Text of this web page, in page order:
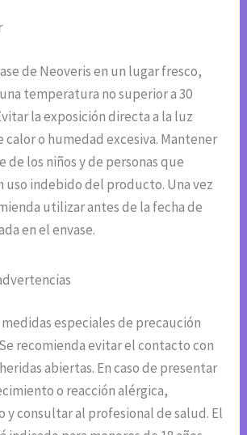
de Neoveris en un lugar fresco,
temperatura no superior a 30
la exposición directa a la luz
calor o humedad excesiva. Mantener
de los niños y de personas que
uso indebido del producto. Una vez
utilizar antes de la fecha de
en el envase.
especiales de precaución
recomienda evitar el contacto con
abiertas. En caso de presentar
o reacción alérgica,
y consultar al profesional de salud. El